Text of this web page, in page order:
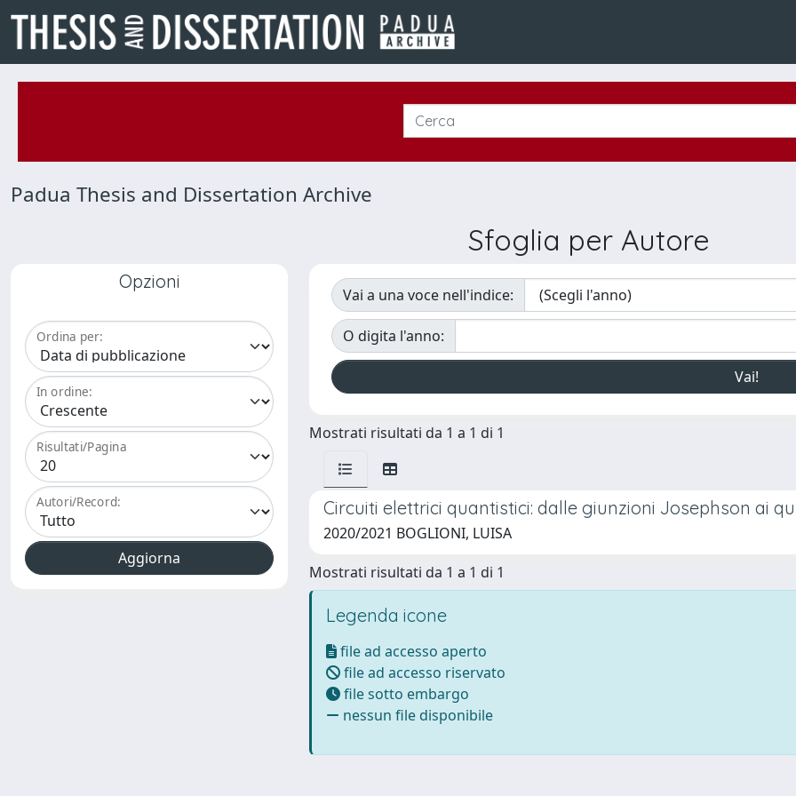
Padua Thesis and Dissertation Archive
Sfoglia per Autore
Opzioni
Ordina per:
In ordine:
Risultati/Pagina
Autori/Record:
Vai a una voce nell'indice:
O digita l'anno:
Mostrati risultati da 1 a 1 di 1
Circuiti elettrici quantistici: dalle giunzioni Josephson ai
2020/2021 BOGLIONI, LUISA
Mostrati risultati da 1 a 1 di 1
Legenda icone
file ad accesso aperto
file ad accesso riservato
file sotto embargo
nessun file disponibile